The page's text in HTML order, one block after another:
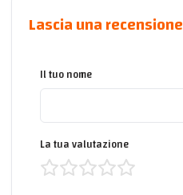
Lascia una recensione
Il tuo nome
La tua valutazione